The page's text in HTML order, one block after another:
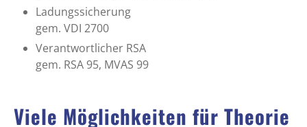
Ladungssicherung
gem. VDI 2700
Verantwortlicher RSA
gem. RSA 95, MVAS 99
Viele Möglichkeiten für Theorie